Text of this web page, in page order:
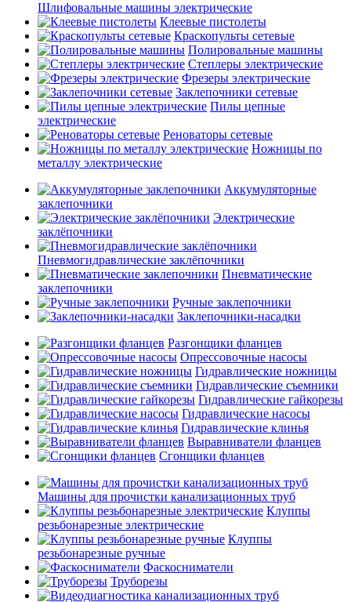
Шлифовальные машины электрические
Клеевые пистолеты
Краскопульты сетевые
Полировальные машины
Степлеры электрические
Фрезеры электрические
Заклепочники сетевые
Пилы цепные
электрические
Реноваторы сетевые
Ножницы по
металлу электрические
Аккумуляторные
заклепочники
Электрические
заклёпочники
Пневмогидравлические заклёпочники
Пневматические
заклепочники
Ручные заклепочники
Заклепочники-насадки
Разгонщики фланцев
Опрессовочные насосы
Гидравлические ножницы
Гидравлические съемники
Гидравлические гайкорезы
Гидравлические насосы
Гидравлические клинья
Выравниватели фланцев
Сгонщики фланцев
Машины для прочистки канализационных труб
Клуппы
резьбонарезные электрические
Клуппы
резьбонарезные ручные
Фаскосниматели
Труборезы